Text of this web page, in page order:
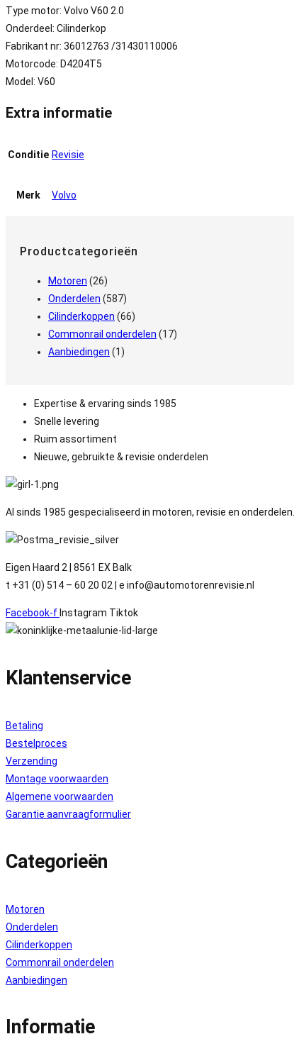
Type motor: Volvo V60 2.0
Onderdeel: Cilinderkop
Fabrikant nr: 36012763 /31430110006
Motorcode: D4204T5
Model: V60
Extra informatie
Conditie Revisie
Merk Volvo
Productcategorieën
Motoren (26)
Onderdelen (587)
Cilinderkoppen (66)
Commonrail onderdelen (17)
Aanbiedingen (1)
Expertise & ervaring sinds 1985
Snelle levering
Ruim assortiment
Nieuwe, gebruikte & revisie onderdelen
Al sinds 1985 gespecialiseerd in motoren, revisie en onderdelen.
Eigen Haard 2 | 8561 EX Balk
t +31 (0) 514 – 60 20 02 | e info@automotorenrevisie.nl
Facebook-f Instagram Tiktok
Klantenservice
Betaling
Bestelproces
Verzending
Montage voorwaarden
Algemene voorwaarden
Garantie aanvraagformulier
Categorieën
Motoren
Onderdelen
Cilinderkoppen
Commonrail onderdelen
Aanbiedingen
Informatie